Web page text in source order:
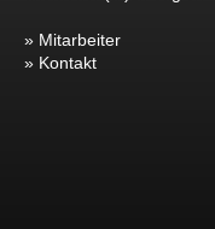
Mitarbeiter
Kontakt